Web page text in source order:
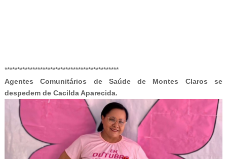
*********************************************
Agentes Comunitários de Saúde de Montes Claros se
despedem de Cacilda Aparecida.